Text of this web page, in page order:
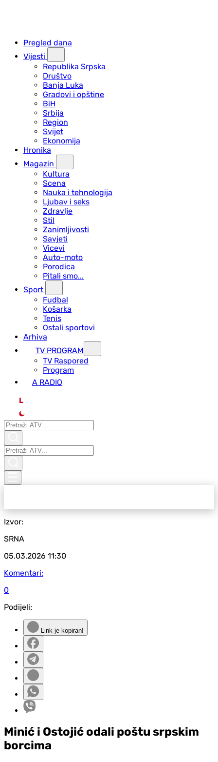
Pregled dana
Vijesti
Republika Srpska
Društvo
Banja Luka
Gradovi i opštine
BiH
Srbija
Region
Svijet
Ekonomija
Hronika
Magazin
Kultura
Scena
Nauka i tehnologija
Ljubav i seks
Zdravlje
Stil
Zanimljivosti
Savjeti
Vicevi
Auto-moto
Porodica
Pitali smo...
Sport
Fudbal
Košarka
Tenis
Ostali sportovi
Arhiva
TV PROGRAM
ТV Raspored
Program
A RADIO
L
Izvor:
SRNA
05.03.2026 11:30
Komentari:
0
Podijeli:
Link je kopiran!
Minić i Ostojić odali poštu srpskim
borcima